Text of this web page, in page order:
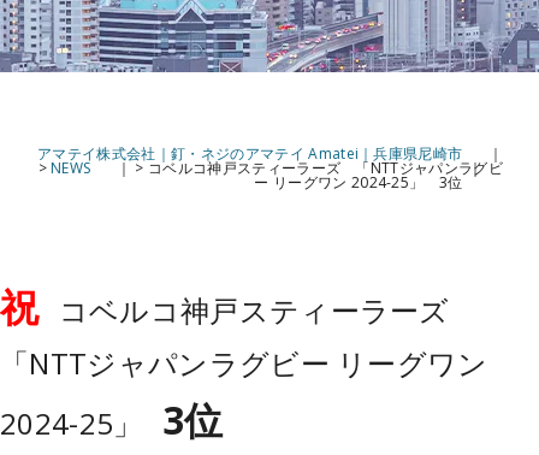
アマテイ株式会社｜釘・ネジのアマテイ Amatei｜兵庫県尼崎市
> NEWS >コベルコ神戸スティーラーズ 「NTTジャパンラグビ
ー リーグワン 2024-25」 3位
祝 コベルコ神戸スティーラーズ
「NTTジャパンラグビー リーグワン
2024-25」
3位